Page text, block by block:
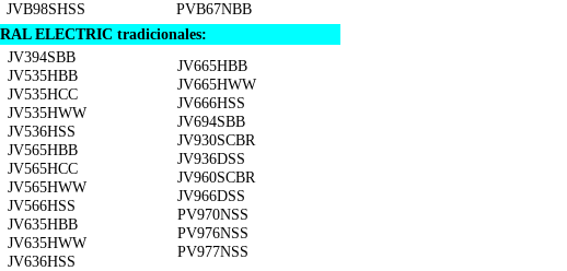
JVB98SHSS
PVB67NBB
ELECTRIC tradicionales:
JV394SBB
JV535HBB
JV535HCC
JV535HWW
JV536HSS
JV565HBB
JV565HCC
JV565HWW
JV566HSS
JV635HBB
JV635HWW
JV636HSS
JV665HBB
JV665HWW
JV666HSS
JV694SBB
JV930SCBR
JV936DSS
JV960SCBR
JV966DSS
PV970NSS
PV976NSS
PV977NSS